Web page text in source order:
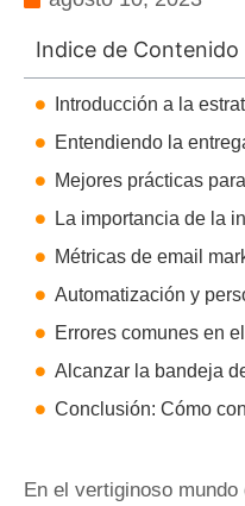
Indice de Contenido
Introducción a la
Entendiendo la
En el vertiginoso